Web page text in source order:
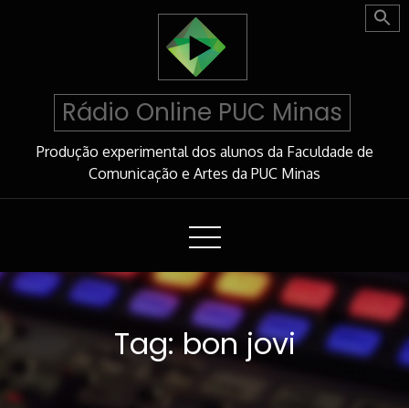
Rádio Online PUC Minas
Produção experimental dos alunos da Faculdade de
Comunicação e Artes da PUC Minas
Tag:bon jovi